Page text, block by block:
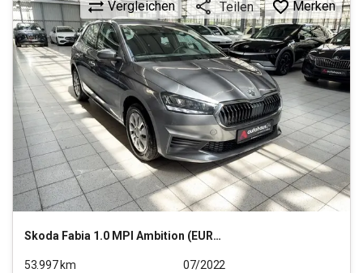
Skoda Fabia 1.0 MPI Ambition (EURO 6d)
Vergleichen Teilen Merken
53.997km
07/2022